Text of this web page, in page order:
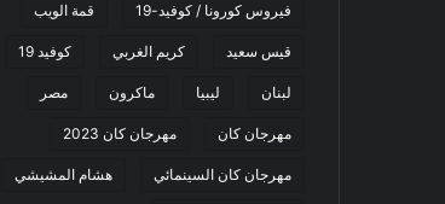
فيروس كورونا / كوفيد-19 قمة الويب
قيس سعيد كريم الغربي كوفيد 19
لبنان ليبيا ماكرون مصر
مهرجان كان مهرجان كان 2023
مهرجان كان السينمائي هشام المشيشي